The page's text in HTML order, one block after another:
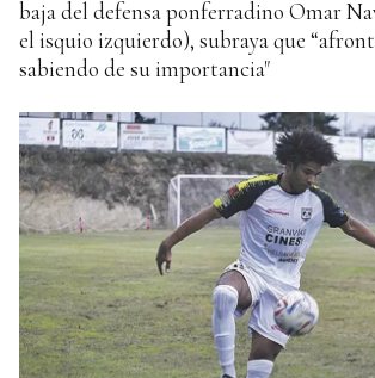
baja del defensa ponferradino Omar
el isquio izquierdo), subraya que
sabiendo de su importancia"